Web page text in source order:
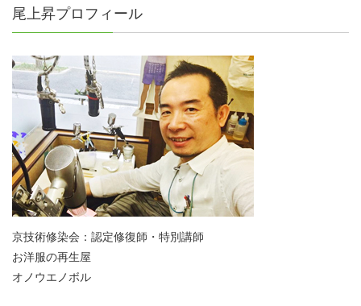
尾上昇プロフィール
京技術修染会：認定修復師・特別講師
お洋服の再生屋
オノウエノボル